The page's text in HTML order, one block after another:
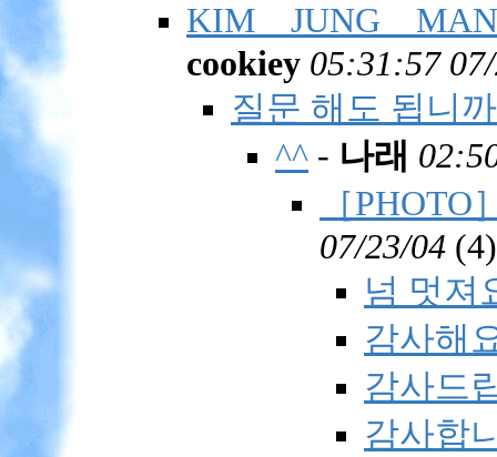
KIM JUNG MAN
cookiey 05:31:57
질문 해도 됩니
^^ - 나래
［
07/23/04 (4)
넘 멋져
감사해
감사드
감사합